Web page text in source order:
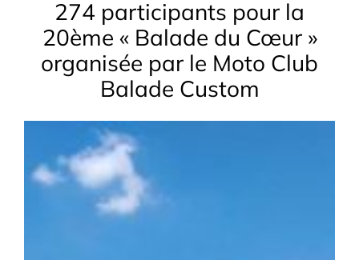
274 participants pour la
20ème « Balade du Cœur »
organisée par le Moto Club
Balade Custom